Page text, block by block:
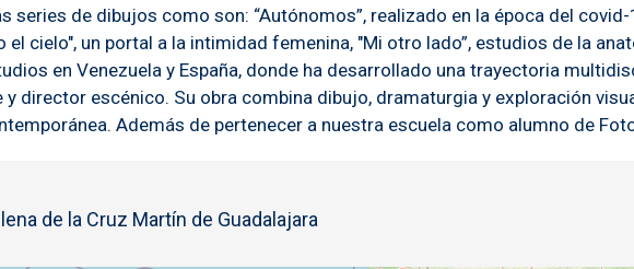
de dibujos como son: “Autónomos”, realizado en la época del
el cielo", un portal a la intimidad femenina, "Mi otro lado”, estudios de la
en Venezuela y España, donde ha desarrollado una trayectoria
director escénico. Su obra combina dibujo, dramaturgia y exploración
Además de pertenecer a nuestra escuela como alumno de
de la Cruz Martín de Guadalajara